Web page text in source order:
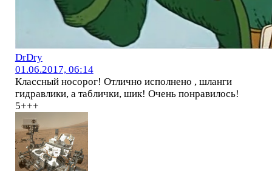
DrDry
01.06.2017, 06:14
Классный носорог! Отлично исполнено , шланги
гидравлики, а таблички, шик! Очень понравилось!
5+++